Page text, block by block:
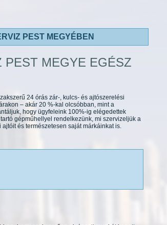
PEST MEGYÉBEN
PEST MEGYE EGÉSZ
24 órás zár-, kulcs- és ajtószerelési
– akár 20 %-kal olcsóbban, mint a
hogy ügyfeleink 100%-ig elégedettek
gépműhellyel rendelkezünk, mi szervizeljük a
és természetesen saját márkáinkat is.